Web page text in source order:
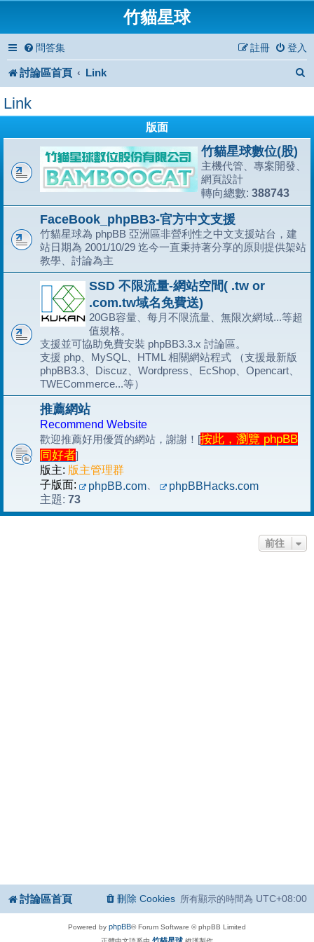
竹貓星球
問答集 登入
註冊
討論區首頁 Link
Link
版面
竹貓星球數位(股)
主機代管、專案開發、
網頁設計
轉向總數: 388743
FaceBook_phpBB3-官方中文支援
竹貓星球為 phpBB 亞洲區非營利性之中文支援站台，建
站日期為 2001/10/29 迄今一直秉持著分享的原則提供架站
教學、討論為主
SSD 不限流量-網站空間( .tw or
.com.tw域名免費送)
20GB容量、每月不限流量、無限次網域...等超
值規格。
支援並可協助免費安裝 phpBB3.3.x 討論區。
支援 php、MySQL、HTML 相關網站程式 （支援最新版
phpBB3.3、Discuz、Wordpress、EcShop、Opencart、
TWECommerce...等）
推薦網站
Recommend Website
歡迎推薦好用優質的網站，謝謝！[按此，瀏覽 phpBB
同好者]
版主: 版主管理群
子版面:
phpBB.com、
phpBBHacks.com
主題: 73
前往
討論區首頁 所有顯示的時間為 UTC+08:00
刪除 Cookies
Powered by phpBB® Forum Software © phpBB Limited